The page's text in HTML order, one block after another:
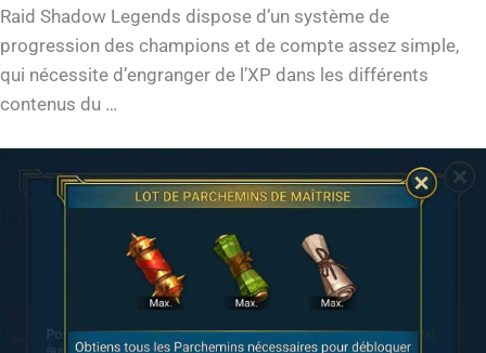
Raid Shadow Legends dispose d’un système de
progression des champions et de compte assez simple,
qui nécessite d’engranger de l’XP dans les différents
contenus du …